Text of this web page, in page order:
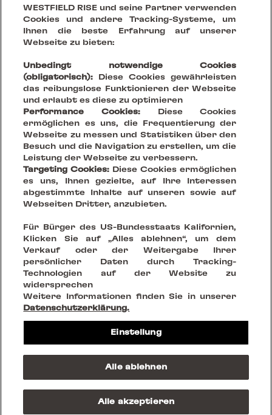
Erhalte die aktuellsten News & Best
Cases
Creating sustainable places that reinvent being together
FOLGE UNS AUF
© 2023 Westfield Rise
Rechtliche Hinweise
Datenschutzrichtlinien
Nutzungsbedingungen
WESTFIELD RISE und seine Partner verwenden
Cookies und andere Tracking-Systeme, um
Ihnen die beste Erfahrung auf unserer
Webseite zu bieten:
Unbedingt notwendige Cookies
(obligatorisch): Diese Cookies gewährleisten
das reibungslose Funktionieren der Webseite
und erlaubt es diese zu optimieren
Performance Cookies: Diese Cookies
ermöglichen es uns, die Frequentierung der
Webseite zu messen und Statistiken über den
Besuch und die Navigation zu erstellen, um die
Leistung der Webseite zu verbessern.
Targeting Cookies: Diese Cookies ermöglichen
es uns, Ihnen gezielte, auf Ihre Interessen
abgestimmte Inhalte auf unseren sowie auf
Webseiten Dritter, anzubieten.
Für Bürger des US-Bundesstaats Kalifornien,
Klicken Sie auf „Alles ablehnen“, um dem
Verkauf oder der Weitergabe Ihrer
persönlicher Daten durch Tracking-
Technologien auf der Website zu
widersprechen
Weitere Informationen finden Sie in unserer
Datenschutzerklärung.
Einstellung
Alle ablehnen
Alle akzeptieren